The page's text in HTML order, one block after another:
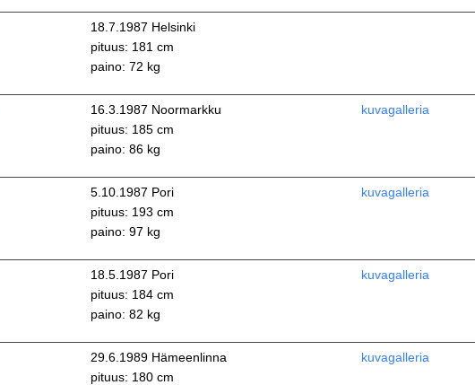
18.7.1987 Helsinki
pituus: 181 cm
paino: 72 kg
16.3.1987 Noormarkku
pituus: 185 cm
paino: 86 kg
kuvagalleria
5.10.1987 Pori
pituus: 193 cm
paino: 97 kg
kuvagalleria
18.5.1987 Pori
pituus: 184 cm
paino: 82 kg
kuvagalleria
29.6.1989 Hämeenlinna
pituus: 180 cm
kuvagalleria